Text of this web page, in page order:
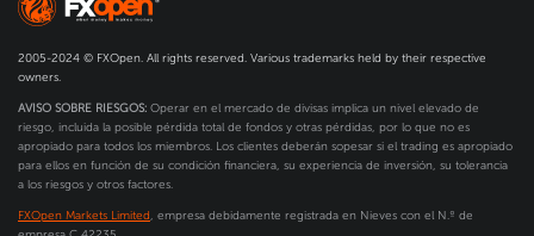
2005-2024 © FXOpen. All rights reserved. Various trademarks held by their respective
owners.
AVISO SOBRE RIESGOS: Operar en el mercado de divisas implica un nivel elevado de
riesgo, incluida la posible pérdida total de fondos y otras pérdidas, por lo que no es
apropiado para todos los miembros. Los clientes deberán sopesar si el trading es apropiado
para ellos en función de su condición financiera, su experiencia de inversión, su tolerancia
a los riesgos y otros factores.
FXOpen Markets Limited, empresa debidamente registrada en Nieves con el N.º de